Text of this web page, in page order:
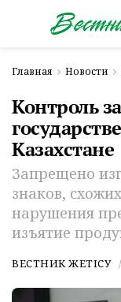
Главная Новости
Контроль
Казахстане
Запрещено
знаков,
нарушения
изъятие
ВЕСТНИК ЖЕТІСУ